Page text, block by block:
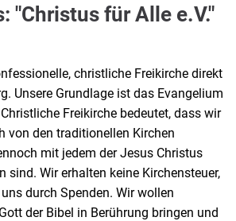
"Christus für Alle e.V."
christliche Freikirche direkt
Unsere Grundlage ist das Evangelium
Freikirche bedeutet, dass wir
von den traditionellen Kirchen
mit jedem der Jesus Christus
sind. Wir erhalten keine Kirchensteuer,
durch Spenden. Wir wollen
der Bibel in Berührung bringen und